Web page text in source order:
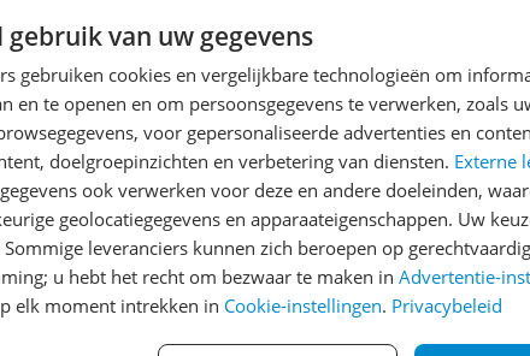
met het schrijven van je
een review gemiddeld
andere bezoekers een
€250,-! Klik hier voor de
Cijfer
Welk cijfer geef jij dit
3
2
1
van uw gegevens
gebruiken cookies en vergelijkbare technologieën om
en te openen en om persoonsgegevens te verwerken, zoals
voor gepersonaliseerde advertenties en
doelgroepinzichten en verbetering van diensten. Externe
ook verwerken voor deze en andere doeleinden,
geolocatiegegevens en apparaateigenschappen. Uw
leveranciers kunnen zich beroepen op
u hebt het recht om bezwaar te maken in Advertentie-
elk moment intrekken in Cookie-instellingen. Privacybeleid